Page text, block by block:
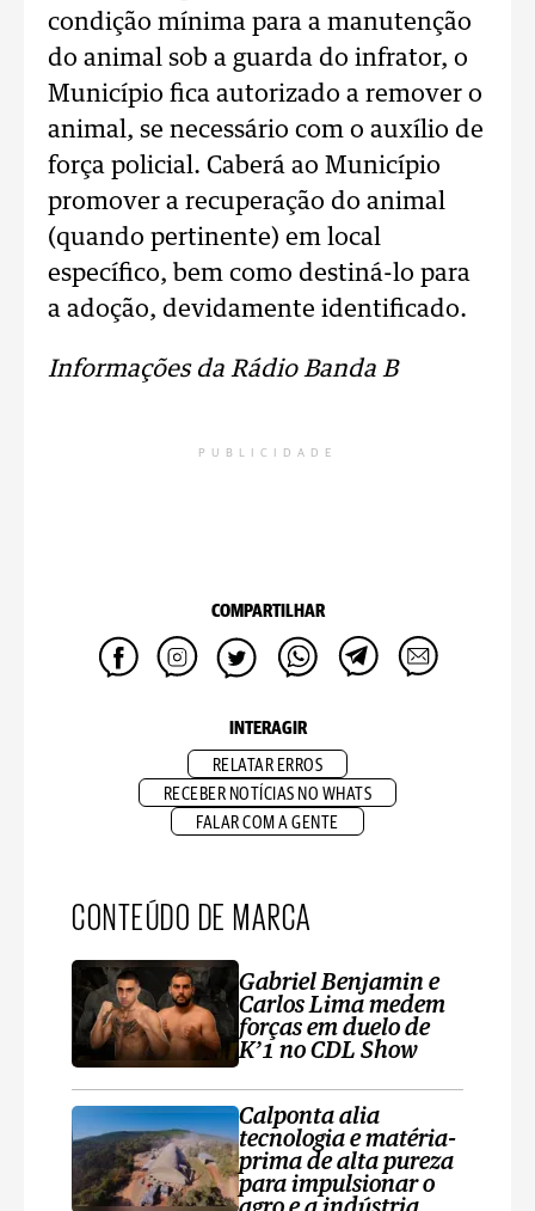
condição mínima para a manutenção
do animal sob a guarda do infrator, o
Município fica autorizado a remover o
animal, se necessário com o auxílio de
força policial. Caberá ao Município
promover a recuperação do animal
(quando pertinente) em local
específico, bem como destiná-lo para
a adoção, devidamente identificado.
Informações da Rádio Banda B
PUBLICIDADE
COMPARTILHAR
INTERAGIR
RELATAR ERROS
RECEBER NOTÍCIAS NO WHATS
FALAR COM A GENTE
CONTEÚDO DE MARCA
Gabriel Benjamin e
Carlos Lima medem
forças em duelo de
K’1 no CDL Show
Calponta alia
tecnologia e matéria-
prima de alta pureza
para impulsionar o